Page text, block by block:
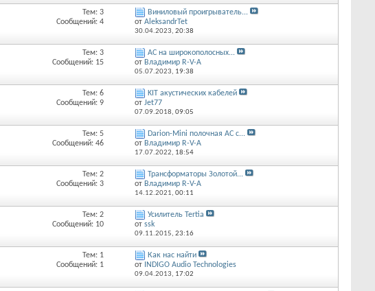
Тем: 3
Сообщений: 4
Виниловый проигрыватель...
от AleksandrTet
30.04.2023, 20:38
Тем: 3
Сообщений: 15
АС на широкополосных...
от Владимир R-V-A
05.07.2023, 19:38
Тем: 6
Сообщений: 9
KIT акустических кабелей
от Jet77
07.09.2018, 09:05
Тем: 5
Сообщений: 46
Darion-Mini полочная АС с...
от Владимир R-V-A
17.07.2022, 18:54
Тем: 2
Сообщений: 3
Трансформаторы Золотой...
от Владимир R-V-A
14.12.2021, 00:11
Тем: 2
Сообщений: 10
Усилитель Tertia
от ssk
09.11.2015, 23:16
Тем: 1
Сообщений: 1
Как нас найти
от INDIGO Audio Technologies
09.04.2013, 17:02